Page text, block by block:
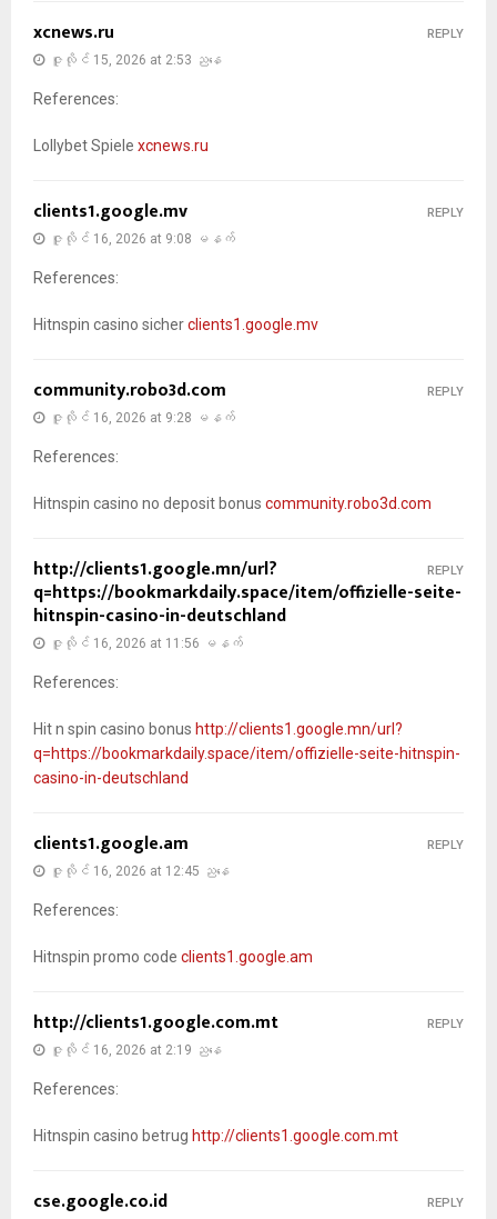
xcnews.ru
ဇူလိုင် 15, 2026 at 2:53 ညနေ
References:
Lollybet Spiele xcnews.ru
REPLY
clients1.google.mv
ဇူလိုင် 16, 2026 at 9:08 မနက်
References:
Hitnspin casino sicherclients1.google.mv
REPLY
community.robo3d.com
ဇူလိုင် 16, 2026 at 9:28 မနက်
References:
Hitnspin casino no deposit bonus community.robo3d.com
REPLY
http://clients1.google.mn/url?
q=https://bookmarkdaily.space/item/offizielle-seite-
hitnspin-casino-in-deutschland
ဇူလိုင် 16, 2026 at 11:56 မနက်
References:
Hit n spin casino bonus http://clients1.google.mn/url?
q=https://bookmarkdaily.space/item/offizielle-seite-hitnspin-
casino-in-deutschland
REPLY
clients1.google.am
ဇူလိုင် 16, 2026 at 12:45 ညနေ
References:
Hitnspin promo code clients1.google.am
REPLY
http://clients1.google.com.mt
ဇူလိုင် 16, 2026 at 2:19 ညနေ
References:
Hitnspin casino betrug http://clients1.google.com.mt
REPLY
cse.google.co.id REPLY